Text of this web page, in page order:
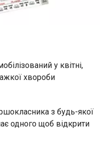
у квітні,
хвороби
з будь-якої
одного щоб відкрити